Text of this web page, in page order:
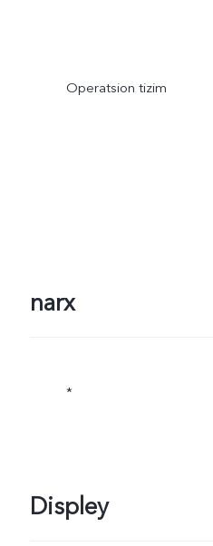
Operatsion tizim
narx
*
Displey